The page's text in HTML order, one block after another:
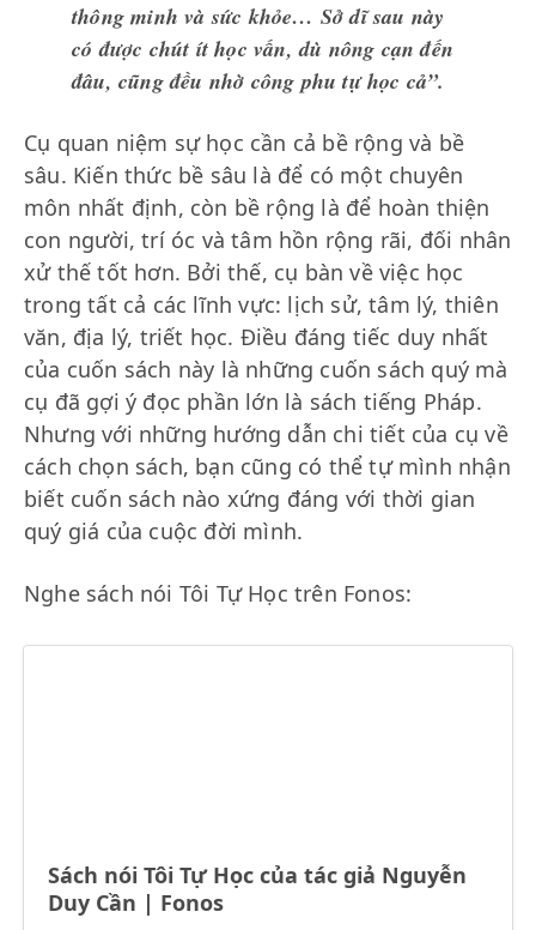
thông minh và sức khỏe… Sở dĩ sau này
có được chút ít học vấn, dù nông cạn đến
đâu, cũng đều nhờ công phu tự học cả”.
Cụ quan niệm sự học cần cả bề rộng và bề
sâu. Kiến thức bề sâu là để có một chuyên
môn nhất định, còn bề rộng là để hoàn thiện
con người, trí óc và tâm hồn rộng rãi, đối nhân
xử thế tốt hơn. Bởi thế, cụ bàn về việc học
trong tất cả các lĩnh vực: lịch sử, tâm lý, thiên
văn, địa lý, triết học. Điều đáng tiếc duy nhất
của cuốn sách này là những cuốn sách quý mà
cụ đã gợi ý đọc phần lớn là sách tiếng Pháp.
Nhưng với những hướng dẫn chi tiết của cụ về
cách chọn sách, bạn cũng có thể tự mình nhận
biết cuốn sách nào xứng đáng với thời gian
quý giá của cuộc đời mình.
Nghe sách nói Tôi Tự Học trên Fonos:
Sách nói Tôi Tự Học của tác giả Nguyễn
Duy Cần | Fonos